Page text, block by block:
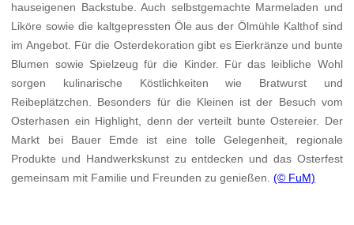
hauseigenen Backstube. Auch selbstgemachte Marmeladen und
Liköre sowie die kaltgepressten Öle aus der Ölmühle Kalthof sind
im Angebot. Für die Osterdekoration gibt es Eierkränze und bunte
Blumen sowie Spielzeug für die Kinder. Für das leibliche Wohl
sorgen kulinarische Köstlichkeiten wie Bratwurst und
Reibeplätzchen. Besonders für die Kleinen ist der Besuch vom
Osterhasen ein Highlight, denn der verteilt bunte Ostereier. Der
Markt bei Bauer Emde ist eine tolle Gelegenheit, regionale
Produkte und Handwerkskunst zu entdecken und das Osterfest
gemeinsam mit Familie und Freunden zu genießen.(© FuM)